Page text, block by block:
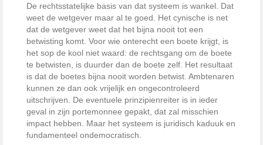
De rechtsstatelijke basis van dat systeem is wankel. Dat
weet de wetgever maar al te goed. Het cynische is net
dat de wetgever weet dat het bijna nooit tot een
betwisting komt. Voor wie onterecht een boete krijgt, is
het sop de kool niet waard: de rechtsgang om de boete
te betwisten, is duurder dan de boete zelf. Het resultaat
is dat de boetes bijna nooit worden betwist. Ambtenaren
kunnen ze dan ook vrijelijk en ongecontroleerd
uitschrijven. De eventuele prinzipienreiter is in ieder
geval in zijn portemonnee gepakt, dat zal misschien
impact hebben. Maar het systeem is juridisch kaduuk en
fundamenteel ondemocratisch.